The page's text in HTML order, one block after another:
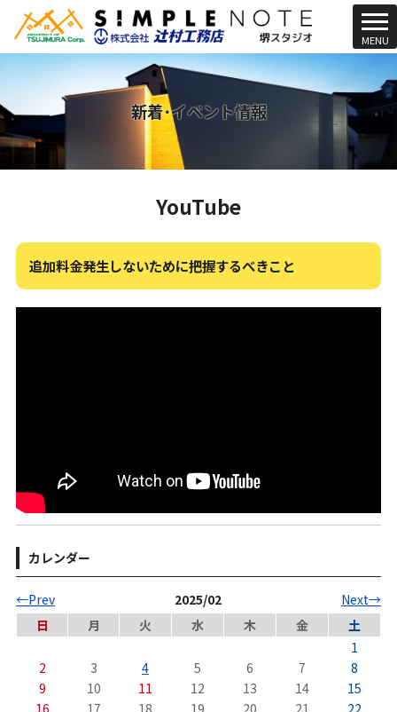
t
o
g
g
l
a
a
i
o
MENU
新着･イベント情報
YouTube
追加料金発生しないために把握するべきこと
カレンダー
←Prev 2025/02
Next→
日
月 火 水 木 金
土
1
2
3 4 5 6 7
8
9
10 11 12 13 14
15